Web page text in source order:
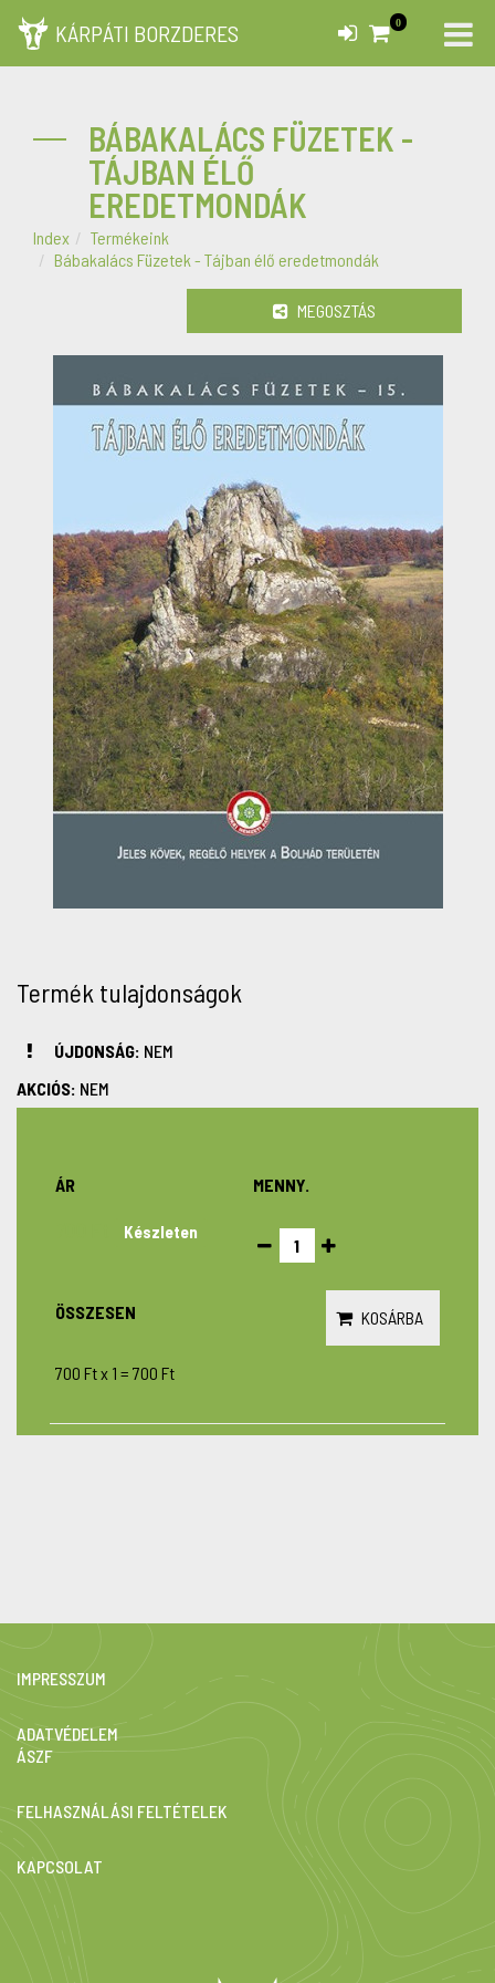
KÁRPÁTI BORZDERES 0
BÁBAKALÁCS FÜZETEK -
TÁJBAN ÉLŐ
EREDETMONDÁK
Index
Termékeink
Bábakalács Füzetek - Tájban élő eredetmondák
MEGOSZTÁS
Termék tulajdonságok
ÚJDONSÁG: NEM
AKCIÓS: NEM
ÁR
Készleten
MENNY.
ÖSSZESEN
700 Ftx 1 = 700 Ft
KOSÁRBA
IMPRESSZUM
ADATVÉDELEM
ÁSZF
FELHASZNÁLÁSI FELTÉTELEK
KAPCSOLAT